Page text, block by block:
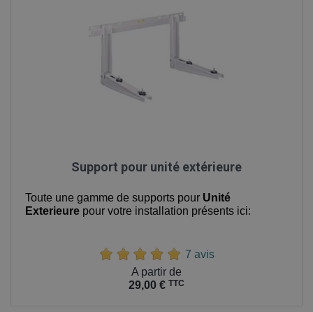
Support pour unité extérieure
Toute une gamme de supports pour Unité
Exterieure pour votre installation présents ici:
7 avis
A partir de
29,00 € TTC